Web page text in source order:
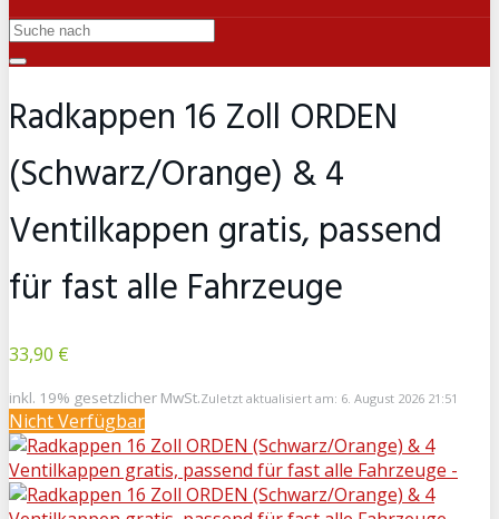
Radkappen 16 Zoll ORDEN
(Schwarz/Orange) & 4
Ventilkappen gratis, passend
für fast alle Fahrzeuge
33,90 €
inkl. 19% gesetzlicher MwSt.Zuletzt aktualisiert am: 6. August 2026 21:51
Nicht Verfügbar